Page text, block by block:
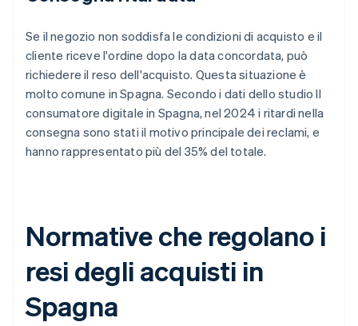
Se il negozio non soddisfa le condizioni di acquisto e il
cliente riceve l'ordine dopo la data concordata, può
richiedere il reso dell'acquisto. Questa situazione è
molto comune in Spagna. Secondo i dati dello studio Il
consumatore digitale in Spagna, nel 2024 i ritardi nella
consegna sono stati il motivo principale dei reclami, e
hanno rappresentato più del 35% del totale.
Normative che regolano i
resi degli acquisti in
Spagna